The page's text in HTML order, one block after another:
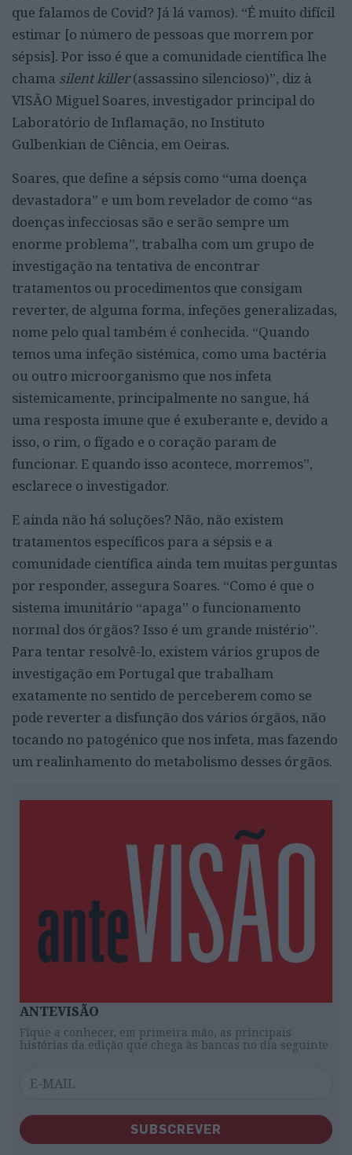
que falamos de Covid? Já lá vamos). “É muito difícil
estimar [o número de pessoas que morrem por
sépsis]. Por isso é que a comunidade científica lhe
chama silent killer(assassino silencioso)”, diz à
VISÃO Miguel Soares, investigador principal do
Laboratório de Inflamação, no Instituto
Gulbenkian de Ciência, em Oeiras.
Soares, que define a sépsis como “uma doença
devastadora” e um bom revelador de como “as
doenças infecciosas são e serão sempre um
enorme problema”, trabalha com um grupo de
investigação na tentativa de encontrar
tratamentos ou procedimentos que consigam
reverter, de alguma forma, infeções generalizadas,
nome pelo qual também é conhecida. “Quando
temos uma infeção sistémica, como uma bactéria
ou outro microorganismo que nos infeta
sistemicamente, principalmente no sangue, há
uma resposta imune que é exuberante e, devido a
isso, o rim, o fígado e o coração param de
funcionar. E quando isso acontece, morremos”,
esclarece o investigador.
E ainda não há soluções? Não, não existem
tratamentos específicos para a sépsis e a
comunidade científica ainda tem muitas perguntas
por responder, assegura Soares. “Como é que o
sistema imunitário “apaga” o funcionamento
normal dos órgãos? Isso é um grande mistério”.
Para tentar resolvê-lo, existem vários grupos de
investigação em Portugal que trabalham
exatamente no sentido de perceberem como se
pode reverter a disfunção dos vários órgãos, não
tocando no patogénico que nos infeta, mas fazendo
um realinhamento do metabolismo desses órgãos.
ANTEVISÃO
Fique a conhecer, em primeira mão, as principais
histórias da edição que chega às bancas no dia seguinte
SUBSCREVER